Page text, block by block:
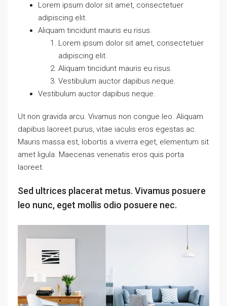
Lorem ipsum dolor sit amet, consectetuer
adipiscing elit.
Aliquam tincidunt mauris eu risus.
Lorem ipsum dolor sit amet, consectetuer
adipiscing elit.
Aliquam tincidunt mauris eu risus.
Vestibulum auctor dapibus neque.
Vestibulum auctor dapibus neque.
Ut non gravida arcu. Vivamus non congue leo. Aliquam
dapibus laoreet purus, vitae iaculis eros egestas ac.
Mauris massa est, lobortis a viverra eget, elementum sit
amet ligula. Maecenas venenatis eros quis porta
laoreet.
Sed ultrices placerat metus. Vivamus posuere
leo nunc, eget mollis odio posuere nec.